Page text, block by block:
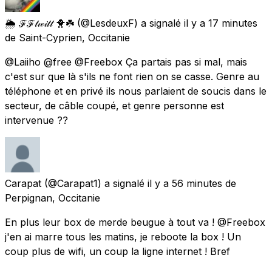
🌦 ℱℱ𝓉𝓌𝒾𝓉𝓉 🐥☘️ (@LesdeuxF) a signalé il y a 17 minutes
de Saint-Cyprien, Occitanie
@Laiiho @free @Freebox Ça partais pas si mal, mais
c'est sur que là s'ils ne font rien on se casse. Genre au
téléphone et en privé ils nous parlaient de soucis dans le
secteur, de câble coupé, et genre personne est
intervenue ??
Carapat (@Carapat1) a signalé il y a 56 minutes de
Perpignan, Occitanie
En plus leur box de merde beugue à tout va ! @Freebox
j'en ai marre tous les matins, je reboote la box ! Un
coup plus de wifi, un coup la ligne internet ! Bref